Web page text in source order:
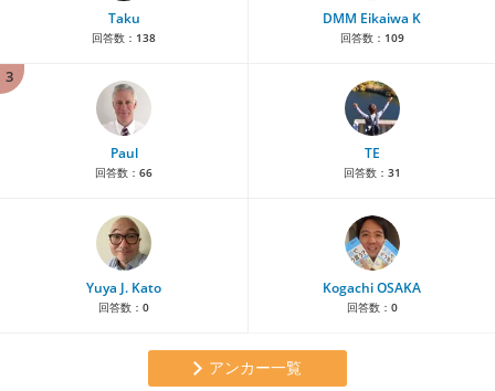
Taku
回答数： 138
DMM Eikaiwa K
回答数： 109
3
Paul
回答数： 66
TE
回答数： 31
Yuya J. Kato
回答数： 0
Kogachi OSAKA
回答数： 0
アンカー一覧